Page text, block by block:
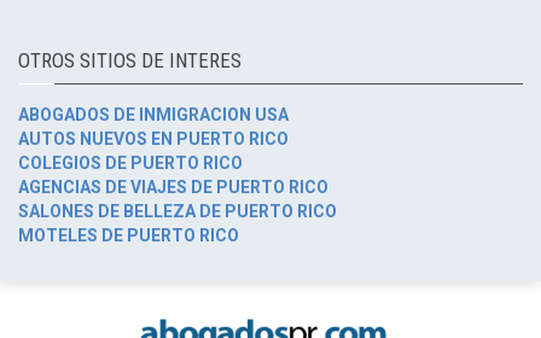
OTROS SITIOS DE INTERES
ABOGADOS DE INMIGRACION USA
AUTOS NUEVOS EN PUERTO RICO
COLEGIOS DE PUERTO RICO
AGENCIAS DE VIAJES DE PUERTO RICO
SALONES DE BELLEZA DE PUERTO RICO
MOTELES DE PUERTO RICO